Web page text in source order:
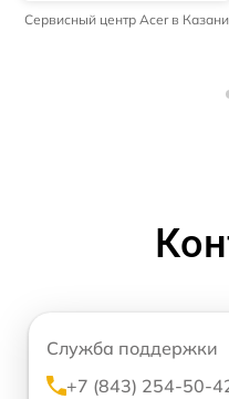
Сервисный центр Acer в Казани
Служба поддержки
+7 (843) 254-50-